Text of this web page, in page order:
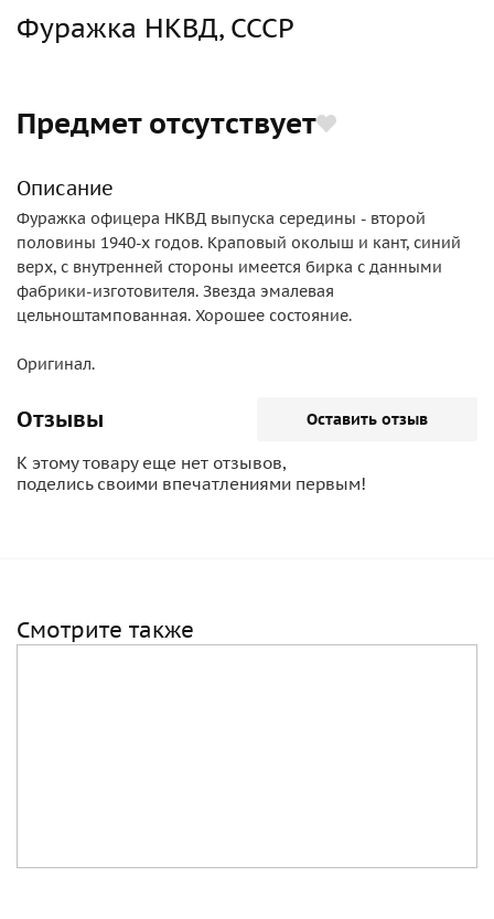
Фуражка НКВД, СССР
Предмет отсутствует
Описание
Фуражка офицера НКВД выпуска середины - второй
половины 1940-х годов. Краповый околыш и кант, синий
верх, с внутренней стороны имеется бирка с данными
фабрики-изготовителя. Звезда эмалевая
цельноштампованная. Хорошее состояние.
Оригинал.
Отзывы Оставить отзыв
К этому товару еще нет отзывов,
поделись своими впечатлениями первым!
Смотрите также